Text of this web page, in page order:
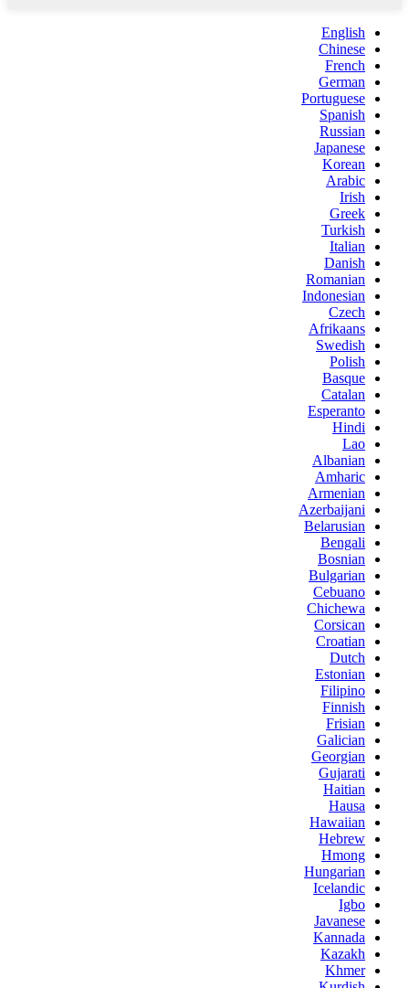
English
Chinese
French
German
Portuguese
Spanish
Russian
Japanese
Korean
Arabic
Irish
Greek
Turkish
Italian
Danish
Romanian
Indonesian
Czech
Afrikaans
Swedish
Polish
Basque
Catalan
Esperanto
Hindi
Lao
Albanian
Amharic
Armenian
Azerbaijani
Belarusian
Bengali
Bosnian
Bulgarian
Cebuano
Chichewa
Corsican
Croatian
Dutch
Estonian
Filipino
Finnish
Frisian
Galician
Georgian
Gujarati
Haitian
Hausa
Hawaiian
Hebrew
Hmong
Hungarian
Icelandic
Igbo
Javanese
Kannada
Kazakh
Khmer